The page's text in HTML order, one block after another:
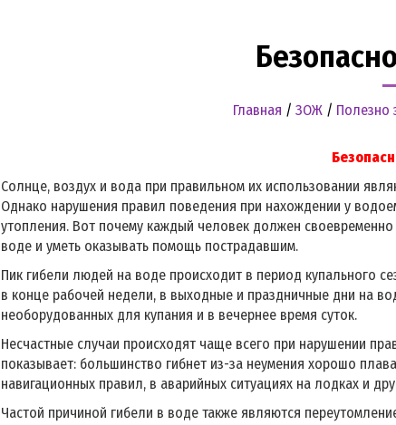
Главная / ЗОЖ/ Полезно
Солнце, воздух и вода при правильном их использовании
Однако нарушения правил поведения при нахождении у
утопления. Вот почему каждый человек должен
воде и уметь оказывать помощь пострадавшим.
Пик гибели людей на воде происходит в период купального
в конце рабочей недели, в выходные и праздничные дни на
необорудованных для купания и в вечернее время суток.
Несчастные случаи происходят чаще всего при нарушении
показывает: большинство гибнет из-за неумения хорошо
навигационных правил, в аварийных ситуациях на лодках и
Частой причиной гибели в воде также являются